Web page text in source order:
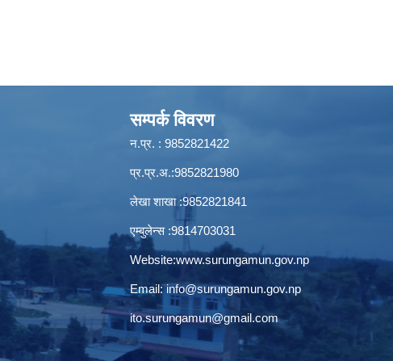
सम्पर्क विवरण
न.प्र. : 9852821422
प्र.प्र.अ.:9852821980
लेखा शाखा :9852821841
एम्बुलेन्स :9814703031
Website:www.surungamun.gov.np
Email:info@surungamun.gov.np
ito.surungamun@gmail.com